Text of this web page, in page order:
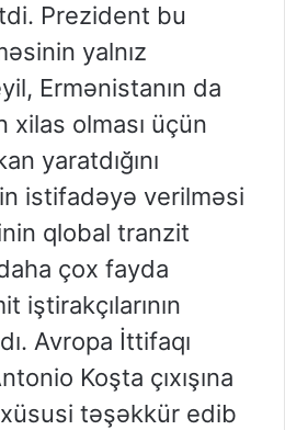
Prezident bu
yalnız
Ermənistanın da
olması üçün
yaratdığını
istifadəyə verilməsi
qlobal tranzit
çox fayda
iştirakçılarının
Avropa İttifaqı
Koşta çıxışına
təşəkkür edib